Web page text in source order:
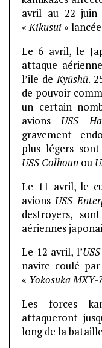
avril au 22 juin
«Kikusui »
Le 6 avril, le
attaque
l’ile deKyūshū.
de pouvoir
un certain
avions USS
gravement
plus légers
USS Colhoun ou
Le 11 avril, le
avions USS
destroyers,
aériennes
Le 12 avril, l’
navire coulé
« Yokosuka MXY-
Les forces
attaqueront
long de la bataille